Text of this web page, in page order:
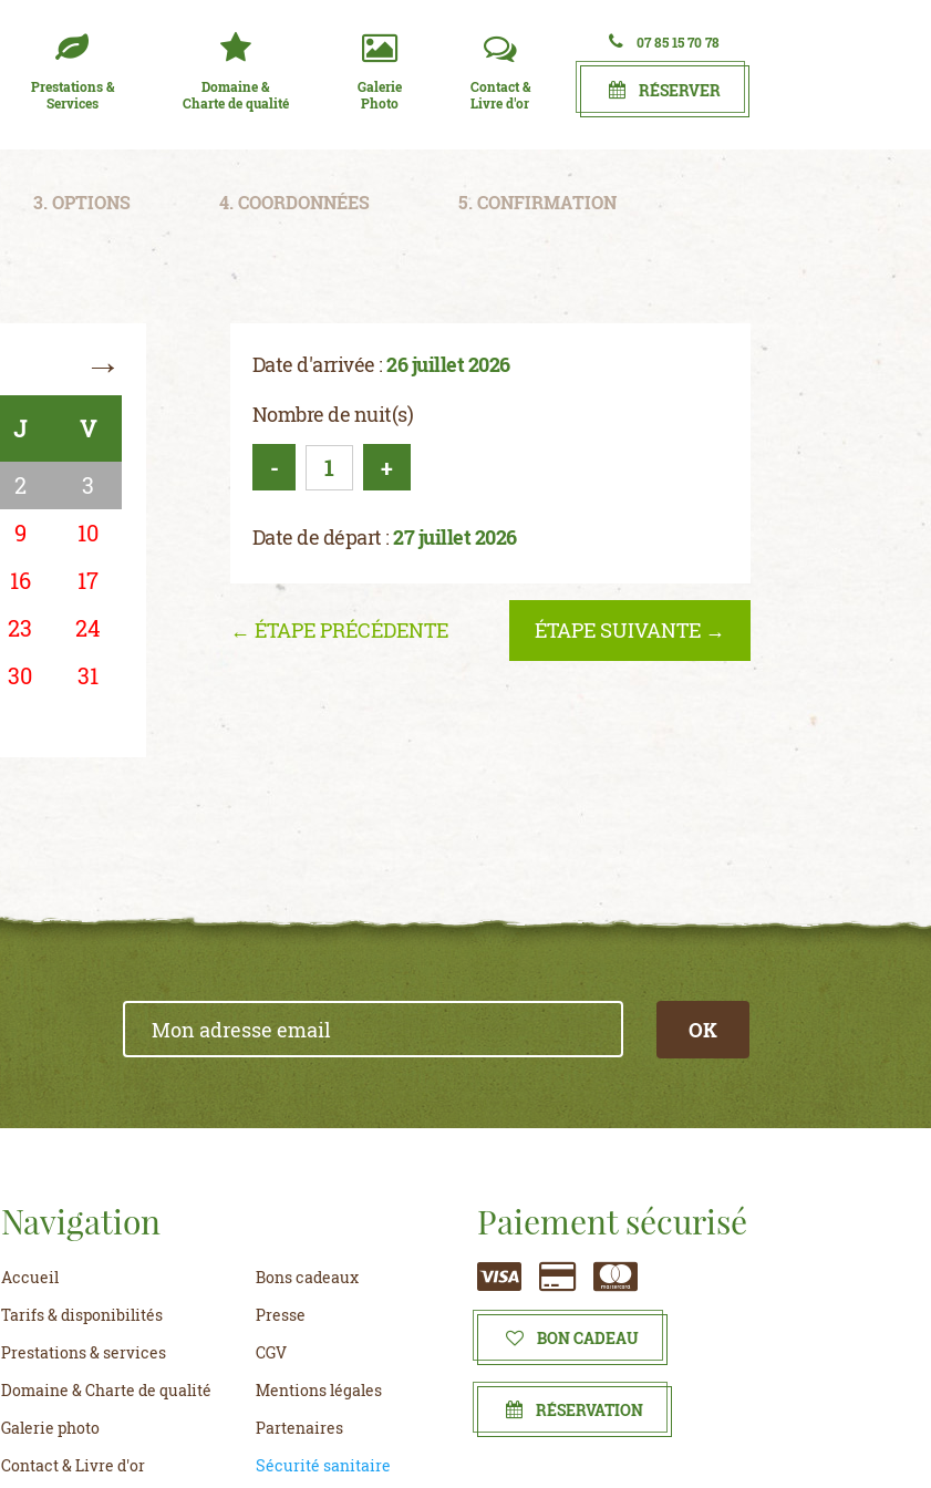
Prestations &
Services
Domaine &
Charte de qualité
Galerie
Photo
Contact &
Livre d'or
07 85 15 70 78
RÉSERVER
3. OPTIONS 4. COORDONNÉES 5. CONFIRMATION
→
J V
2
3
9
10
16
17
23
24
30 31
Date d'arrivée :26 juillet 2026
Nombre de nuit(s)
- +
Date de départ :27 juillet 2026
← ÉTAPE PRÉCÉDENTE ÉTAPE SUIVANTE →
OK
Navigation
Accueil
Tarifs & disponibilités
Prestations & services
Domaine & Charte de qualité
Galerie photo
Contact & Livre d'or
Bons cadeaux
Presse
CGV
Mentions légales
Partenaires
Sécurité sanitaire
Paiement sécurisé
BON CADEAU
RÉSERVATION